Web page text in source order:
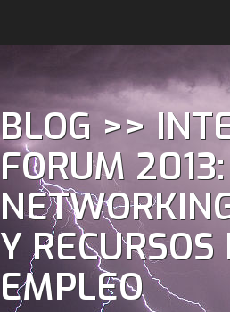
BLOG >>
FORUM 2013:
Y RECURSOS
EMPLEO